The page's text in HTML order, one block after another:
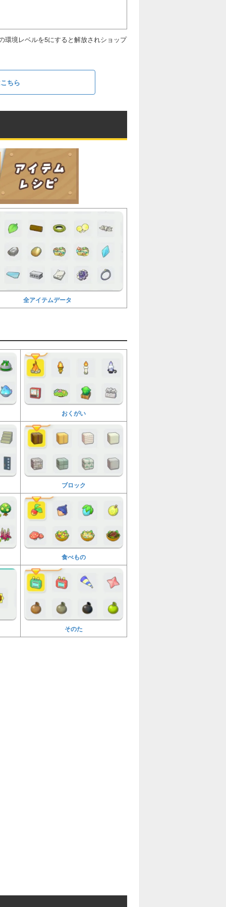
環境レベルを5にすると解放されショップ
ちら
全アイテムデータ
おくがい
ブロック
食べもの
そのた